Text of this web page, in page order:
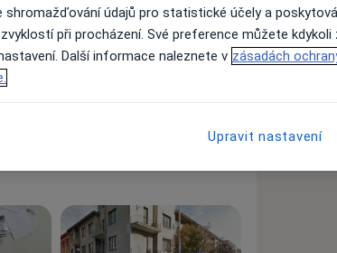
shromažďování údajů pro statistické účely a
při procházení. Své preference můžete
Další informace naleznete v zásadách
Upravit nastavení